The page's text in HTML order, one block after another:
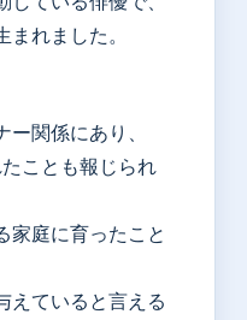
れました。
関係にあり、
ことも報じられ
家庭に育ったこと
えていると言える